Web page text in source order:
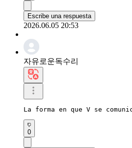
Escribe una respuesta
2026.06.05 20:53
자유로운독수리
La forma en que V se
0